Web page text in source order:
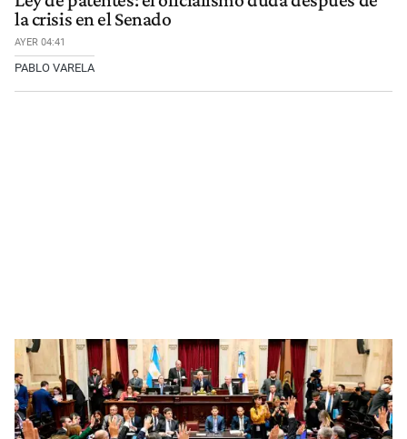
la crisis en el Senado
AYER 04:41
PABLO VARELA